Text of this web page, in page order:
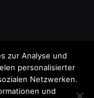
zur Analyse und
personalisierter
Netzwerken.
und